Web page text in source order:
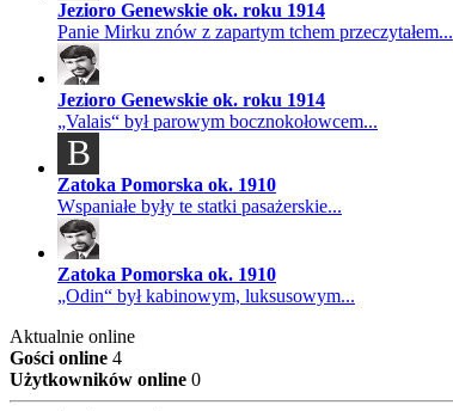
Jezioro Genewskie ok. roku 1914
Panie Mirku znów z zapartym tchem przeczytałem...
Jezioro Genewskie ok. roku 1914
„Valais“ był parowym bocznokołowcem...
B
Zatoka Pomorska ok. 1910
Wspaniałe były te statki pasażerskie...
Zatoka Pomorska ok. 1910
„Odin“ był kabinowym, luksusowym...
Aktualnie online
Gości online 4
Użytkowników online 0